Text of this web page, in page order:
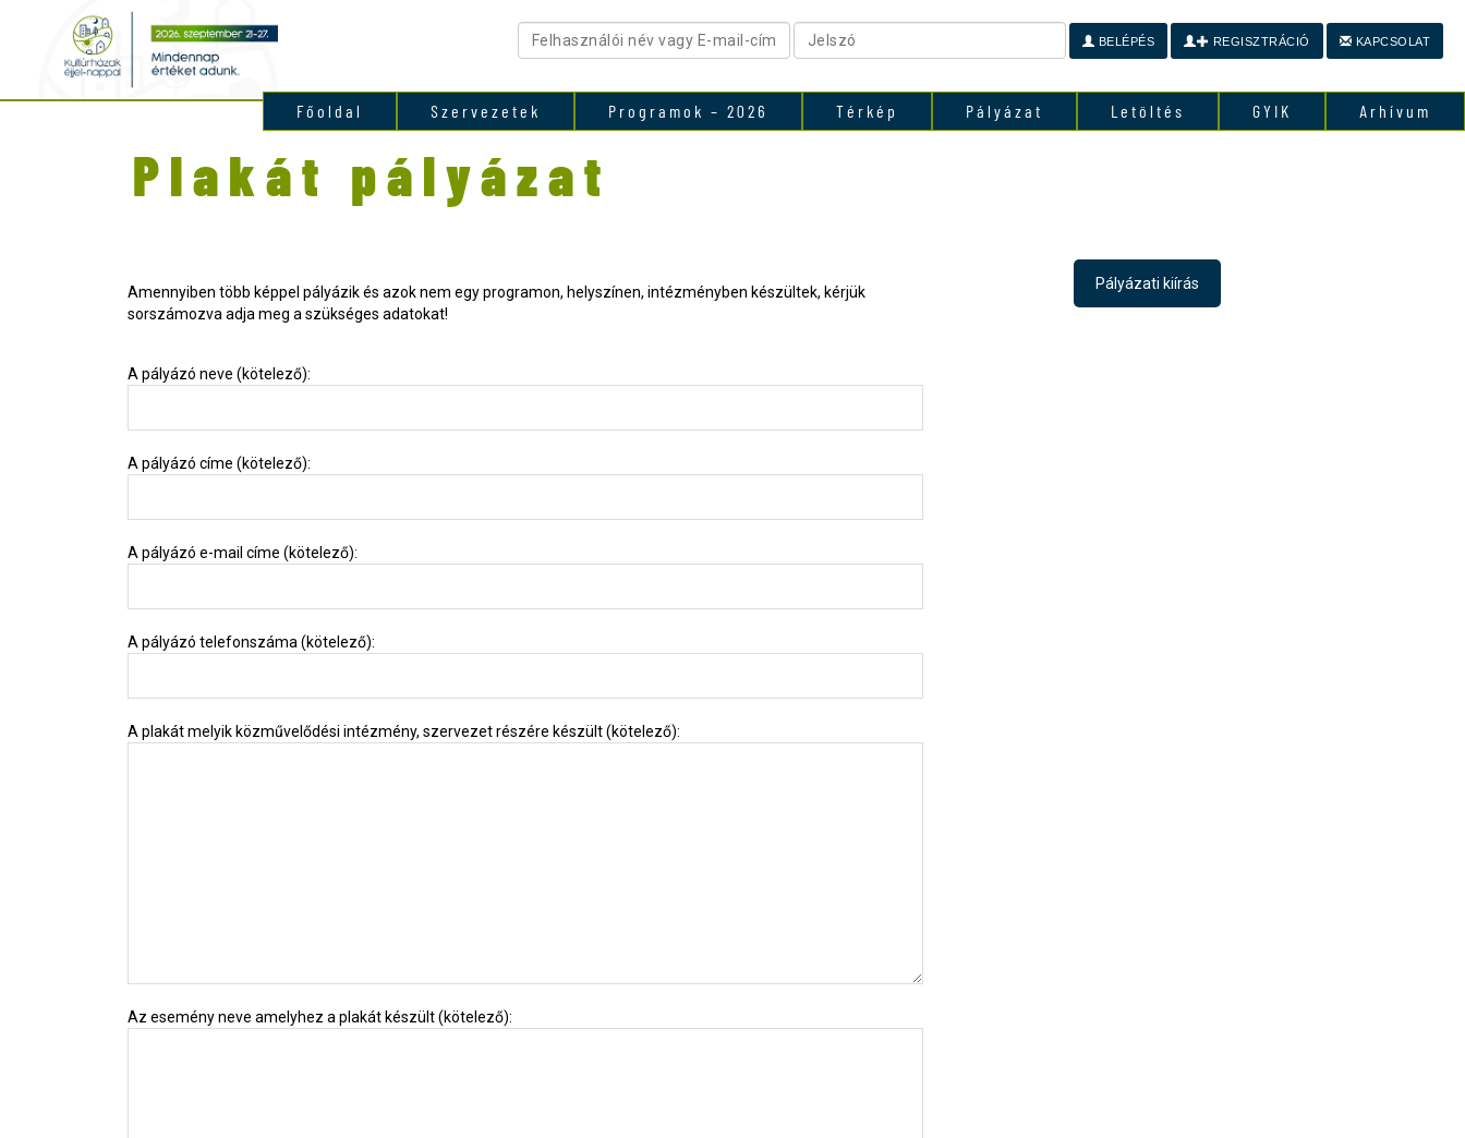
Főoldal Szervezetek Programok – 2026 Térkép Pályázat Letöltés GYIK Arhívum
BELÉPÉS REGISZTRÁCIÓ KAPCSOLAT
Plakát pályázat
Amennyiben több képpel pályázik és azok nem egy programon, helyszínen, intézményben készültek, kérjük
sorszámozva adja meg a szükséges adatokat!
A pályázó neve (kötelező):
A pályázó címe (kötelező):
A pályázó e-mail címe (kötelező):
A pályázó telefonszáma (kötelező):
A plakát melyik közművelődési intézmény, szervezet részére készült (kötelező):
Az esemény neve amelyhez a plakát készült (kötelező):
Pályázati kiírás